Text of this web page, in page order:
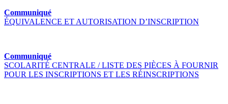
Communiqué
ÉQUIVALENCE ET AUTORISATION D’INSCRIPTION
Communiqué
SCOLARITÉ CENTRALE / LISTE DES PIÈCES À FOURNIR
POUR LES INSCRIPTIONS ET LES RÉINSCRIPTIONS